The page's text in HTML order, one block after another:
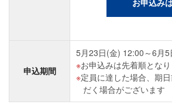
お申込み
申込期間
5月23日(金) 12:00～6月
お申込みは先着順とな
定員に達した場合、期
だく場合がございます